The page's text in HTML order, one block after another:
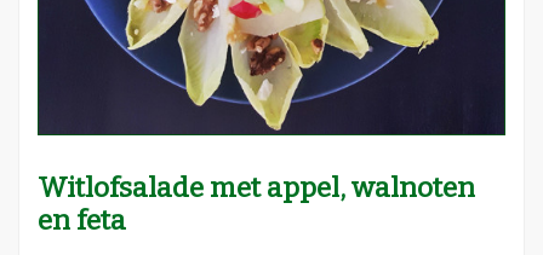
Witlofsalade met appel, walnoten
en feta